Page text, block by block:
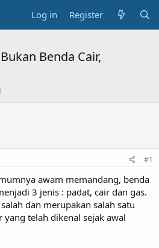
Log in Register
Benda Cair,
#1
awam memandang, benda
3 jenis : padat, cair dan gas.
dan merupakan salah satu
telah dikenal sejak awal